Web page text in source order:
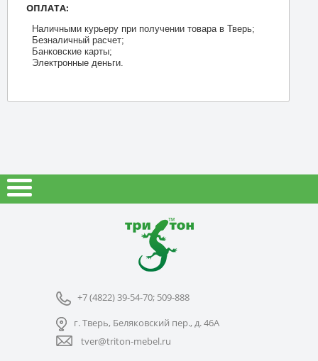
ОПЛАТА:
Наличными курьеру при получении товара в Тверь;
Безналичный расчет;
Банковские карты;
Электронные деньги.
+7 (4822) 39-54-70; 509-888
г. Тверь, Беляковский пер., д. 46А
tver@triton-mebel.ru